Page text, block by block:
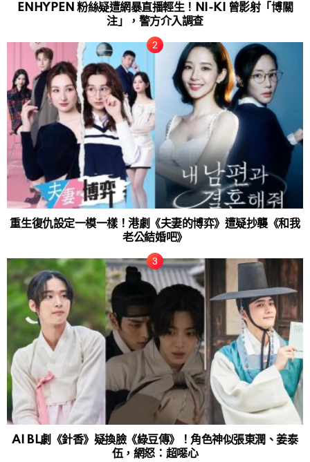
ENHYPEN 粉絲疑遭網暴直播輕生！NI-KI 曾影射「博關
注」，警方介入調查
重生復仇設定一模一樣！港劇《夫妻的博弈》遭疑抄襲《和我
老公結婚吧》
AI BL劇《針香》疑換臉《綠豆傳》！角色神似張東潤、姜泰
伍，網怒：超噁心